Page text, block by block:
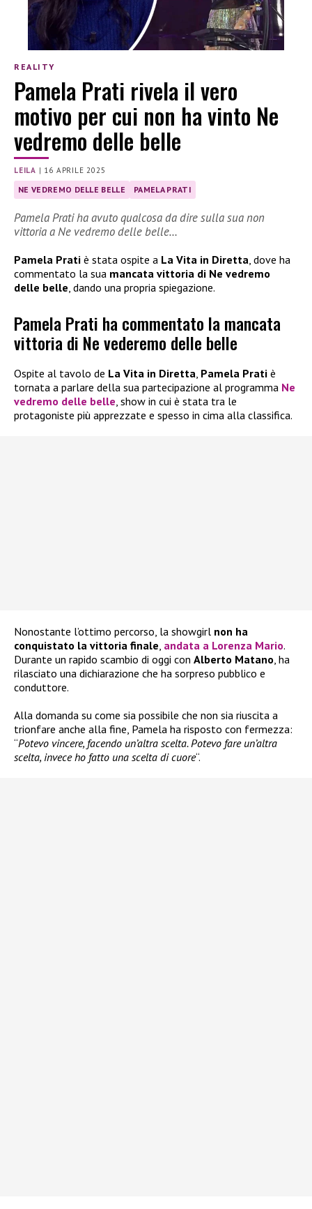
REALITY
Pamela Prati rivela il vero
motivo per cui non ha vinto Ne
vedremo delle belle
LEILA | 16 APRILE 2025
NE VEDREMO DELLE BELLE PAMELA PRATI
Pamela Prati ha avuto qualcosa da dire sulla sua non
vittoria a Ne vedremo delle belle…
Pamela Prati è stata ospite a La Vita in Diretta, dove ha
commentato la sua mancata vittoria di Ne vedremo
delle belle, dando una propria spiegazione.
Pamela Prati ha commentato la mancata
vittoria di Ne vederemo delle belle
Ospite al tavolo de La Vita in Diretta Pamela Prati è
tornata a parlare della sua partecipazione al programma Ne
vedremo delle belle , show in cui è stata tra le
protagoniste più apprezzate e spesso in cima alla classifica.
Nonostante l’ottimo percorso, la showgirl non ha
conquistato la vittoria finale andata a Lorenza Mario.
Durante un rapido scambio di oggi con Alberto Matano , ha
rilasciato una dichiarazione che ha sorpreso pubblico e
conduttore.
Alla domanda su come sia possibile che non sia riuscita a
trionfare anche alla fine, Pamela ha risposto con fermezza:
“Potevo vincere, facendo un’altra scelta. Potevo fare un’altra
scelta, invece ho fatto una scelta di cuore“.